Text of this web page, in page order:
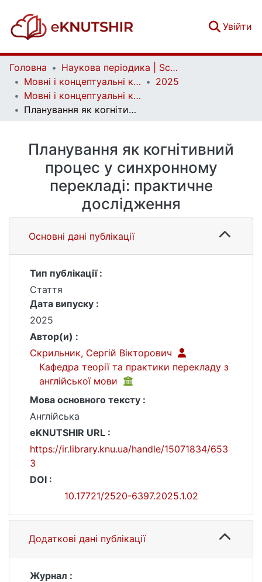
Увійти
Головна
Наукова періодика | Scientific periodicals
Мовні і концептуальні картини світу | Linguistic and conceptual worldviews
2025
Мовні і концептуальні картини світу. Вип. 1 (77)
Планування як когнітивний процес у синхронному перекладі: практичне дослідження
Планування як когнітивний
процес у синхронному
перекладі: практичне
дослідження
Основні дані публікації
Тип публікації :
Стаття
Дата випуску :
2025
Автор(и) :
Скрильник, Сергій Вікторович
Кафедра теорії та практики перекладу з
англійської мови
Мова основного тексту :
Англійська
eKNUTSHIR URL :
https://ir.library.knu.ua/handle/15071834/653
3
DOI :
10.17721/2520-6397.2025.1.02
Додаткові дані публікації
Журнал :